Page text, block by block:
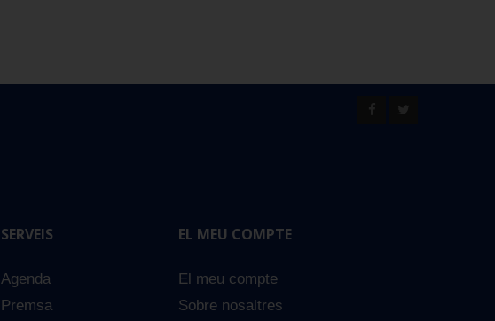
SERVEIS
Agenda
Premsa
EL MEU COMPTE
El meu compte
Sobre nosaltres